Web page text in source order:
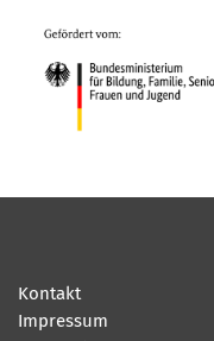
Kontakt
Impressum